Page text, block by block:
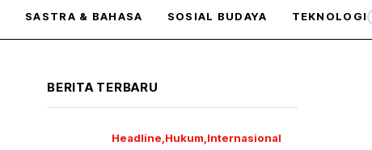
SASTRA & BAHASA SOSIAL BUDAYA TEKNOLOGI
BERITA TERBARU
Headline Hukum Internasional